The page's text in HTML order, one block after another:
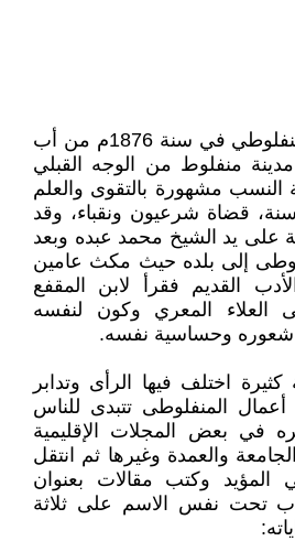
ولد مصطفى لطفي المنفلوطي في سنة 1876م من أب
منفلوط من الوجه القبلي
مشهورة بالتقوى والعلم
قضاة شرعيون ونقباء، وقد
على يد الشيخ محمد عبده وبعد
إلى بلده حيث مكث عامين
القديم فقرأ لابن المقفع
العلاء المعري وكون لنفسه
شعوره وحساسية نفسه.
اختلف فيها الرأى وتدابر
المنفلوطى تتبدى للناس
في بعض المجلات الإقليمية
والعمدة وغيرها ثم انتقل
وكتب مقالات بعنوان
تحت نفس الاسم على ثلاثة